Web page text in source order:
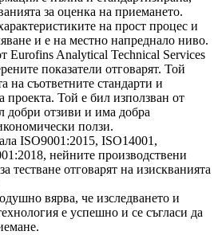
за оценка на приемането.
на прост процес и
и е на местно напреднало ниво.
Eurofins Analytical Technical Services
показатели отговарят. Той
на съответните стандарти и
проекта. Той е бил използван от
добри отзиви и има добра
ползи.
ISO9001:2015, ISO14001,
нейните производствени
тестване отговарят на изискванията
вярва, че изследването и
е успешно и се съгласи да